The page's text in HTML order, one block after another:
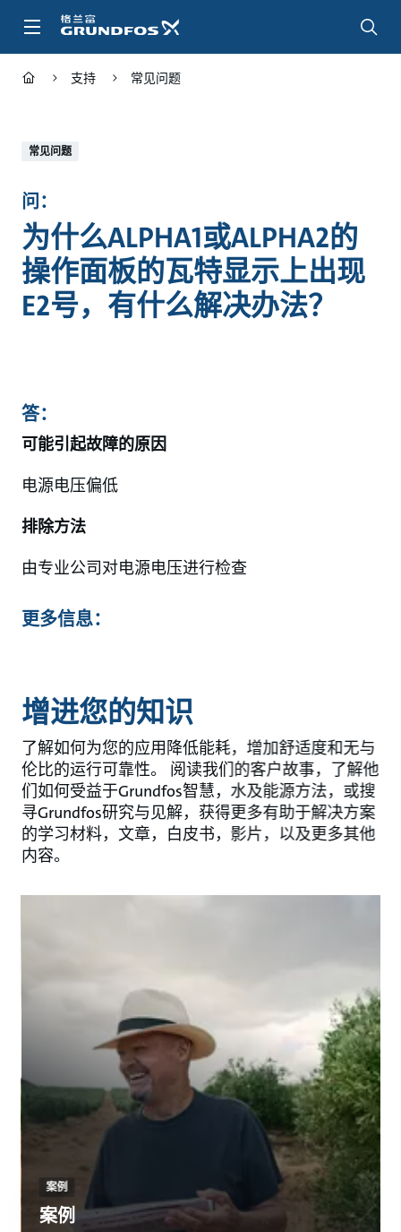
支持 常见问题
常见问题
问：
为什么ALPHA1或ALPHA2的
操作面板的瓦特显示上出现
E2号，有什么解决办法？
答：
可能引起故障的原因
电源电压偏低
排除方法
由专业公司对电源电压进行检查
更多信息：
增进您的知识
了解如何为您的应用降低能耗，增加舒适度和无与
伦比的运行可靠性。 阅读我们的客户故事，了解他
们如何受益于Grundfos智慧，水及能源方法，或搜
寻Grundfos研究与见解，获得更多有助于解决方案
的学习材料，文章，白皮书，影片，以及更多其他
内容。
案例
案例